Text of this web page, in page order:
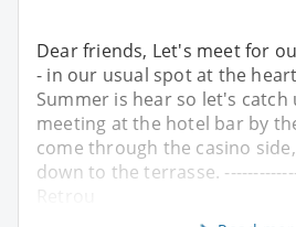
Dear friends, Let's meet for
- in our usual spot at the
Summer is hear so let's catch
meeting at the hotel bar by
come through the casino
down to the terrasse.
Retrou